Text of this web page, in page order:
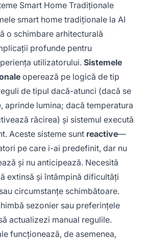
Smart Home Tradiționale
smart home tradiționale la AI
o schimbare arhitecturală
profunde pentru
utilizatorului. Sistemele
operează pe logică de tip
de tipul dacă-atunci (dacă se
aprinde lumina; dacă temperatura
răcirea) și sistemul execută
Aceste sisteme sunt reactive—
pe care i-ai predefinit, dar nu
și nu anticipează. Necesită
extinsă și întâmpină dificultăți
circumstanțe schimbătoare.
sezonier sau preferințele
actualizezi manual regulile.
funcționează, de asemenea,